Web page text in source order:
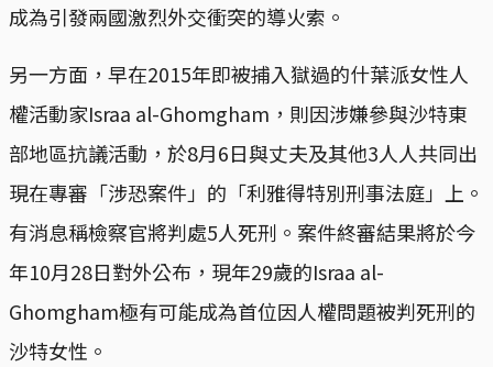
成為引發兩國激烈外交衝突的導火索。
另一方面，早在2015年即被捕入獄過的什葉派女性人
權活動家Israa al-Ghomgham，則因涉嫌參與沙特東
部地區抗議活動，於8月6日與丈夫及其他3人人共同出
現在專審「涉恐案件」的「利雅得特別刑事法庭」上。
有消息稱檢察官將判處5人死刑。案件終審結果將於今
年10月28日對外公布，現年29歲的Israa al-
Ghomgham極有可能成為首位因人權問題被判死刑的
沙特女性。